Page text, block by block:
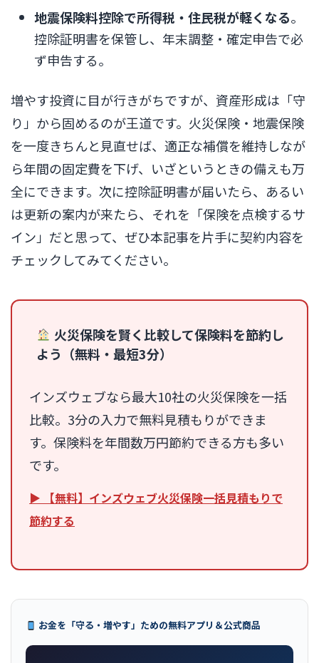
地震保険料控除で所得税・住民税が軽くなる。
控除証明書を保管し、年末調整・確定申告で必
ず申告する。
増やす投資に目が行きがちですが、資産形成は「守
り」から固めるのが王道です。火災保険・地震保険
を一度きちんと見直せば、適正な補償を維持しなが
ら年間の固定費を下げ、いざというときの備えも万
全にできます。次に控除証明書が届いたら、あるい
は更新の案内が来たら、それを「保険を点検するサ
イン」だと思って、ぜひ本記事を片手に契約内容を
チェックしてみてください。
火災保険を賢く比較して保険料を節約し
よう（無料・最短3分）
インズウェブなら最大10社の火災保険を一括
比較。3分の入力で無料見積もりができま
す。保険料を年間数万円節約できる方も多い
です。
▶ 【無料】インズウェブ火災保険一括見積もりで
節約する
お金を「守る・増やす」ための無料アプリ＆公式商品